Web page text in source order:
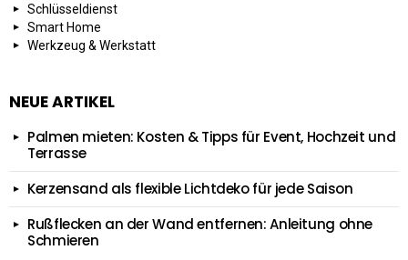
Schlüsseldienst
Smart Home
Werkzeug & Werkstatt
NEUE ARTIKEL
Palmen mieten: Kosten & Tipps für Event, Hochzeit und
Terrasse
Kerzensand als flexible Lichtdeko für jede Saison
Rußflecken an der Wand entfernen: Anleitung ohne
Schmieren